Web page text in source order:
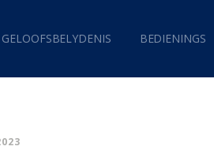
GELOOFSBELYDENIS BEDIENINGS